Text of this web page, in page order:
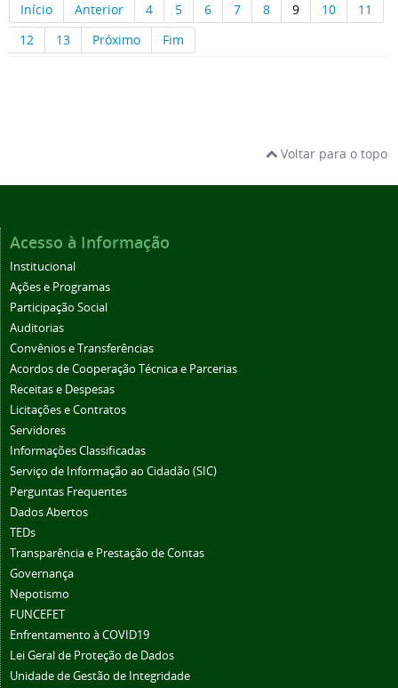
Início
Anterior 4 5 6 7 8 9 10
11
12
13 Próximo Fim
Voltar para o topo
Acesso à Informação
Institucional
Ações e Programas
Participação Social
Auditorias
Convênios e Transferências
Acordos de Cooperação Técnica e Parcerias
Receitas e Despesas
Licitações e Contratos
Servidores
Informações Classificadas
Serviço de Informação ao Cidadão (SIC)
Perguntas Frequentes
Dados Abertos
TEDs
Transparência e Prestação de Contas
Governança
Nepotismo
FUNCEFET
Enfrentamento à COVID19
Lei Geral de Proteção de Dados
Unidade de Gestão de Integridade